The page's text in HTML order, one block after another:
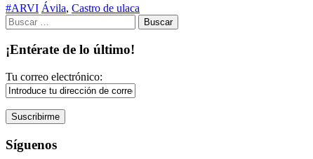
#ARVI Ávila, Castro de ulaca
Buscar:
¡Entérate de lo último!
Tu correo electrónico:
Síguenos